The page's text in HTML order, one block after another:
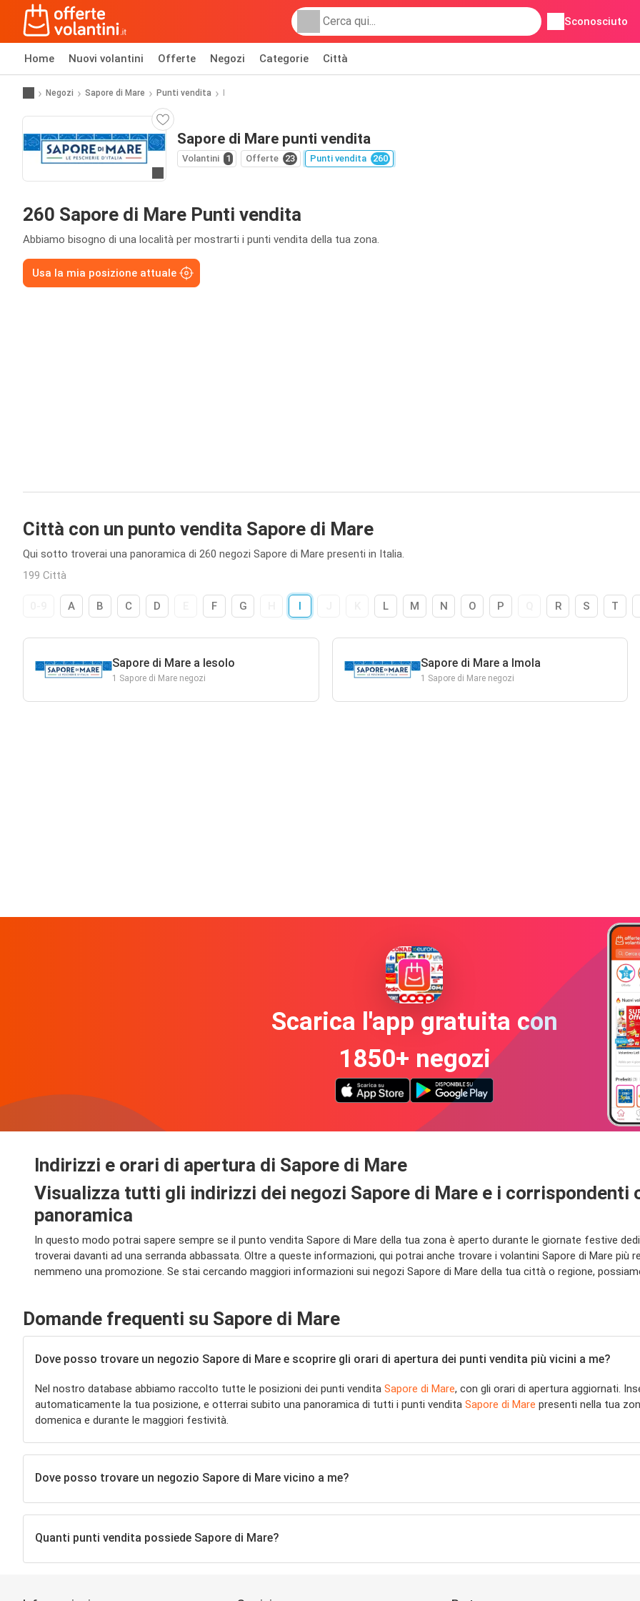
Sconosciuto
Home Nuovi volantini Offerte Negozi Categorie Città
Negozi Sapore di Mare Punti vendita I
Sapore di Mare punti vendita
Volantini 1 Offerte 23 Punti vendita 260
260 Sapore di Mare Punti vendita
Abbiamo bisogno di una località per mostrarti i punti vendita della tua zona.
Usa la mia posizione attuale
Città con un punto vendita Sapore di Mare
Qui sotto troverai una panoramica di 260 negozi Sapore di Mare presenti in Italia.
199 Città
A B C D F G I L M N O P R S T
Sapore di Mare a Iesolo
1 Sapore di Mare negozi
Sapore di Mare a Imola
1 Sapore di Mare negozi
Scarica l'app gratuita con
1850+ negozi
Indirizzi e orari di apertura di Sapore di Mare
Visualizza tutti gli indirizzi dei negozi Sapore di Mare e i corrispondenti
panoramica
In questo modo potrai sapere sempre se il punto vendita Sapore di Mare della tua zona è aperto durante le giornate festive
troverai davanti ad una serranda abbassata. Oltre a queste informazioni, qui potrai anche trovare i volantini Sapore di Mare
nemmeno una promozione. Se stai cercando maggiori informazioni sui negozi Sapore di Mare della tua città o regione,
Domande frequenti su Sapore di Mare
Dove posso trovare un negozio Sapore di Mare e scoprire gli orari di apertura dei punti vendita più vicini a me?
Nel nostro database abbiamo raccolto tutte le posizioni dei punti vendita Sapore di Mare, con gli orari di apertura aggiornati.
automaticamente la tua posizione, e otterrai subito una panoramica di tutti i punti vendita Sapore di Mare presenti nella tua
domenica e durante le maggiori festività.
Dove posso trovare un negozio Sapore di Mare vicino a me?
Quanti punti vendita possiede Sapore di Mare?